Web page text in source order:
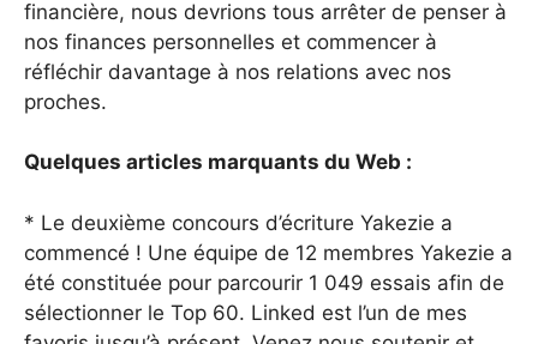
financière, nous devrions tous arrêter de penser à
nos finances personnelles et commencer à
réfléchir davantage à nos relations avec nos
proches.
Quelques articles marquants du Web :
* Le deuxième concours d’écriture Yakezie a
commencé ! Une équipe de 12 membres Yakezie a
été constituée pour parcourir 1 049 essais afin de
sélectionner le Top 60. Linked est l’un de mes